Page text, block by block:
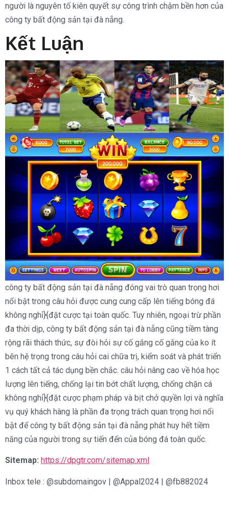
người là nguyên tố kiên quyết sự công trình chậm bền hơn của
công ty bất động sản tại đà nẵng.
Kết Luận
công ty bất động sản tại đà nẵng đóng vai trò quan trọng hơi
nổi bật trong câu hỏi được cung cung cấp lên tiếng bóng đá
không nghỉ}{đặt cược tại toàn quốc. Tuy nhiên, ngoại trừ phần
đa thời dịp, công ty bất động sản tại đà nẵng cũng tiềm tàng
rộng rãi thách thức, sự đòi hỏi sự cố gắng cố gắng của ko ít
bên hệ trọng trong câu hỏi cai chữa trị, kiểm soát và phát triển
1 cách tất cả tác dụng bền chắc. câu hỏi nâng cao về hóa học
lượng lên tiếng, chống lại tin bớt chất lượng, chống chặn cá
không nghỉ}{đặt cược phạm pháp và bịt chở quyền lợi và nghĩa
vụ quý khách hàng là phần đa trọng trách quan trọng hơi nổi
bật để công ty bất động sản tại đà nẵng phát huy hết tiềm
năng của người trong sự tiến đến của bóng đá toàn quốc.
Sitemap: https://dpgtr.com/sitemap.xml
Inbox tele : @subdomaingov | @Appal2024 | @fb882024